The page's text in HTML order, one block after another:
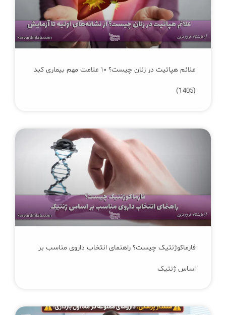
علائم هپاتیت در زنان چیست؟ ۱۰ علامت مهم بیماری کبد
(1405)
فارماکوژنتیک چیست؟ راهنمای انتخاب داروی مناسب بر
اساس ژنتیک